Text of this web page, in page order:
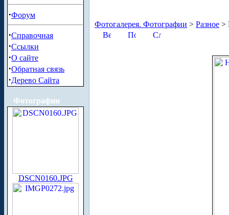
·Форум
·Справочная
·Ссылки
·О сайте
·Обратная связь
·Дерево Сайта
Фотографии
DSCN0160.JPG
Фотогалерея. Фотографии > Разное >